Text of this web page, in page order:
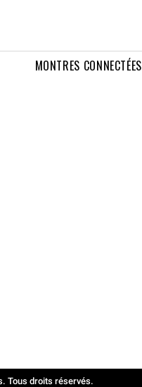
MONTRES CONNECTÉES
Tous droits réservés.